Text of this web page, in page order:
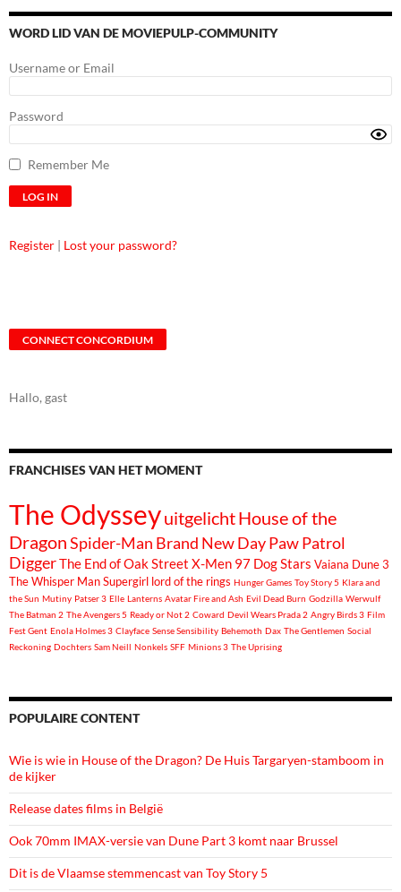
WORD LID VAN DE MOVIEPULP-COMMUNITY
Username or Email
Password
Remember Me
Register | Lost your password?
CONNECT CONCORDIUM
Hallo, gast
FRANCHISES VAN HET MOMENT
The OdysseyuitgelichtHouse of the
DragonSpider-Man Brand New DayPaw Patrol
DiggerThe End of Oak Street X-Men 97 Dog Stars Vaiana Dune 3
The Whisper Man Supergirl lord of the rings Hunger Games Toy Story 5 Klara and
the Sun Mutiny Patser 3 Elle Lanterns Avatar Fire and Ash Evil Dead Burn Godzilla Werwulf
The Batman 2 The Avengers 5 Ready or Not 2 Coward Devil Wears Prada 2 Angry Birds 3 Film
Fest Gent Enola Holmes 3 Clayface Sense Sensibility Behemoth Dax The Gentlemen Social
Reckoning Dochters Sam Neill Nonkels SFF Minions 3 The Uprising
POPULAIRE CONTENT
Wie is wie in House of the Dragon? De Huis Targaryen-stamboom in
de kijker
Release dates films in België
Ook 70mm IMAX-versie van Dune Part 3 komt naar Brussel
Dit is de Vlaamse stemmencast van Toy Story 5